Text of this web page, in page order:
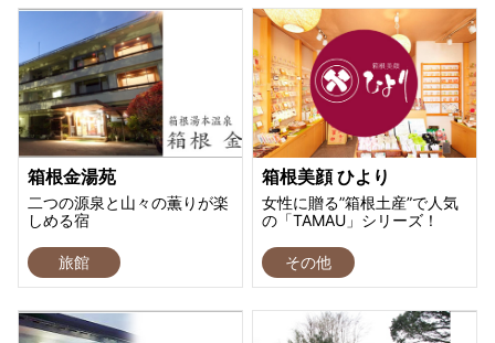
箱根金湯苑
二つの源泉と山々の薫りが楽
しめる宿
旅館
箱根美顔 ひより
女性に贈る”箱根土産”で人気
の「TAMAU」シリーズ！
その他